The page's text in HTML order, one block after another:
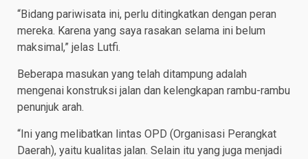
“Bidang pariwisata ini, perlu ditingkatkan dengan peran
mereka. Karena yang saya rasakan selama ini belum
maksimal,” jelas Lutfi.
Beberapa masukan yang telah ditampung adalah
mengenai konstruksi jalan dan kelengkapan rambu-rambu
penunjuk arah.
“Ini yang melibatkan lintas OPD (Organisasi Perangkat
Daerah), yaitu kualitas jalan. Selain itu yang juga menjadi